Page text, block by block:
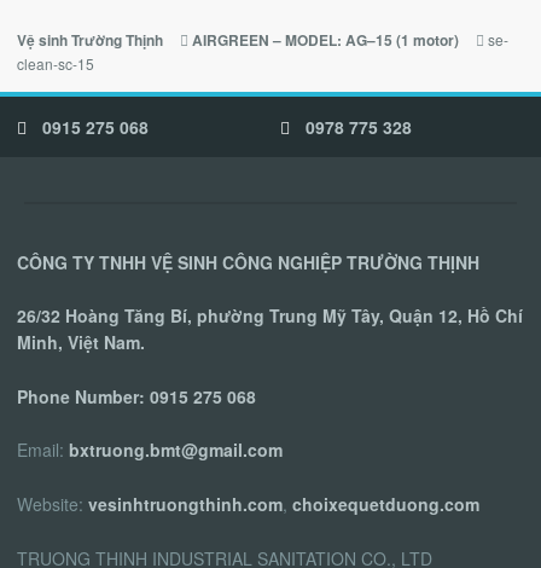
Vệ sinh Trường Thịnh AIRGREEN – MODEL: AG–15 (1 motor)
se-
clean-sc-15
0915 275 068 0978 775 328
CÔNG TY TNHH VỆ SINH CÔNG NGHIỆP TRƯỜNG THỊNH
26/32 Hoàng Tăng Bí, phường Trung Mỹ Tây, Quận 12, Hồ Chí
Minh, Việt Nam.
Phone Number: 0915 275 068
Email: bxtruong.bmt@gmail.com
Website: vesinhtruongthinh.com, choixequetduong.com
TRUONG THINH INDUSTRIAL SANITATION CO., LTD